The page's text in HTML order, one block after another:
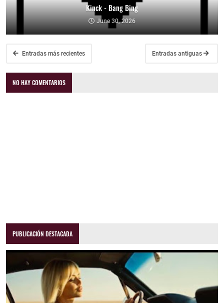
Kinck - Bang Bing
June 30, 2026
Entradas más recientes Entradas antiguas
NO HAY COMENTARIOS
PUBLICACIÓN DESTACADA